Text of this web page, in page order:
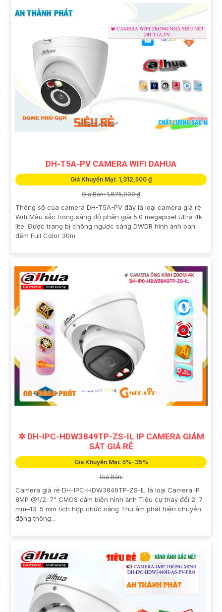
DH-T5A-PV CAMERA WIFI DAHUA
Giá Khuyến Mại: 1,312,500 ₫
Giá Bán: 1,875,000 ₫
Thông số của camera DH-T5A-PV đây là loại camera giá rẻ
Wifi Màu sắc trong sáng độ phân giải 5.0 megapixel Ultra 4k
lite. Được trang bị chống ngược sáng DWDR hình ảnh ban
đêm Full Color 30m
✲ DH-IPC-HDW3849TP-ZS-IL IP CAMERA GIÁM
SÁT GIÁ RẺ
Giá Khuyến Mại: 5%-35%
Giá Bán:
Camera giá rẻ DH-IPC-HDW3849TP-ZS-IL là loại Camera IP
8MP @1/2. 7" CMOS cảm biến hình ảnh Tiêu cự thay đổi 2. 7
mm–13. 5 mm tích hợp chức năng Thu âm phát hiện chuyển
động thông...